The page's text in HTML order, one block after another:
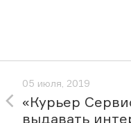
05 июля, 2019
«Курьер
выдавать